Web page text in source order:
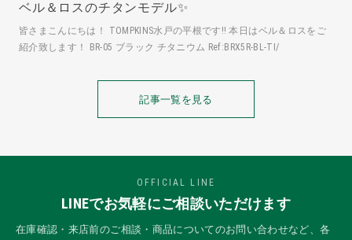
ベル＆ロスのチタンモデル✨
皆さまこんにちは！ TOMPKINS水戸の平根です‼️ 本日はベル＆ロスをご
紹介致します！ BR-05 ブラック チタニウム Ref:BRX5R-BL-TI/
記事一覧を見る
OFFICIAL LINE
LINEでお気軽にご相談いただけます
在庫確認・来店前のご相談・商品についてのお問い合わせなど、各